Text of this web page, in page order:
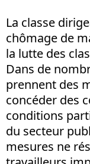
La classe
chômage de
la lutte des
Dans de
prennent des
concéder des
conditions
du secteur
mesures ne